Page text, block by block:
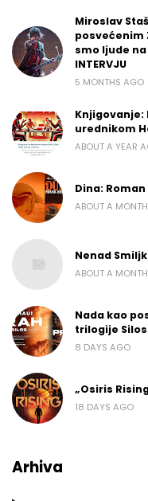
Miroslav
posvećenim
smo ljude
INTERVJU
5 MONTHS AGO
Knjigovanje:
urednikom
ABOUT A YEAR
Dina:
ABOUT A
Nenad
ABOUT A
Nada kao
trilogije Silos
8 DAYS AGO
„Osiris
18 DAYS AGO
Arhiva